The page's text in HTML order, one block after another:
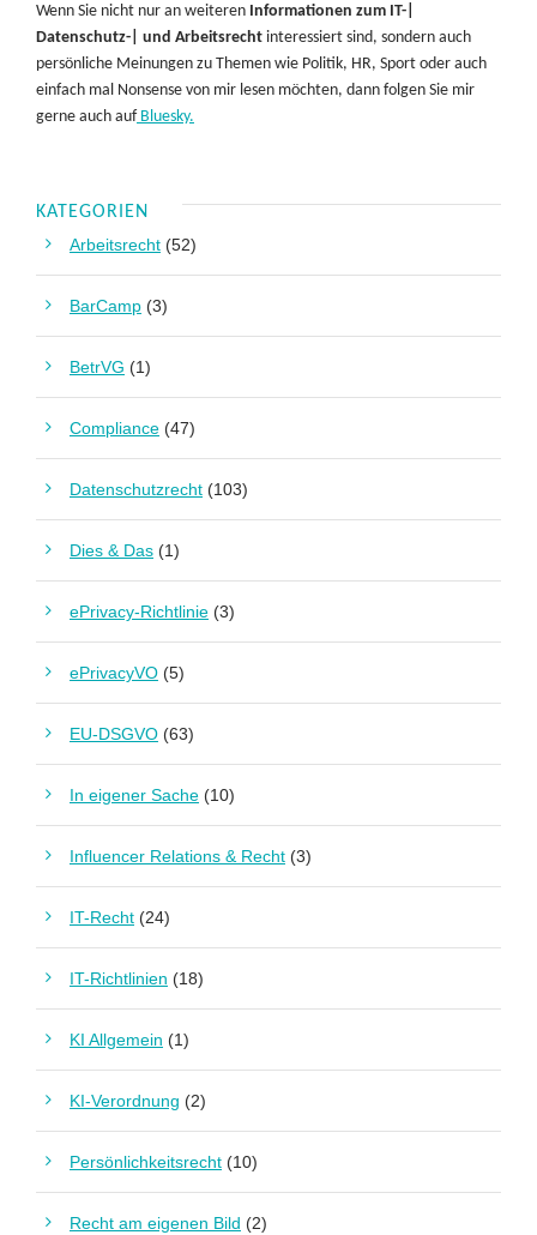
Wenn Sie nicht nur an weiteren Informationen zum IT-|
Datenschutz-| und Arbeitsrecht interessiert sind, sondern auch
persönliche Meinungen zu Themen wie Politik, HR, Sport oder auch
einfach mal Nonsense von mir lesen möchten, dann folgen Sie mir
gerne auch aufBluesky.
KATEGORIEN
Arbeitsrecht (52)
BarCamp (3)
BetrVG (1)
Compliance (47)
Datenschutzrecht (103)
Dies & Das (1)
ePrivacy-Richtlinie (3)
ePrivacyVO (5)
EU-DSGVO (63)
In eigener Sache (10)
Influencer Relations & Recht (3)
IT-Recht (24)
IT-Richtlinien (18)
KI Allgemein (1)
KI-Verordnung (2)
Persönlichkeitsrecht (10)
Recht am eigenen Bild (2)